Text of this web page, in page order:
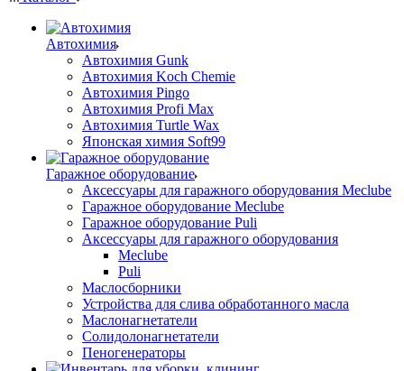
Автохимия
Автохимия Gunk
Автохимия Koch Chemie
Автохимия Pingo
Автохимия Profi Max
Автохимия Turtle Wax
Японская химия Soft99
Гаражное оборудование
Аксессуары для гаражного оборудования Meclube
Гаражное оборудование Meclube
Гаражное оборудование Puli
Аксессуары для гаражного оборудования
Meclube
Puli
Маслосборники
Устройства для слива обработанного масла
Маслонагнетатели
Солидолонагнетатели
Пеногенераторы